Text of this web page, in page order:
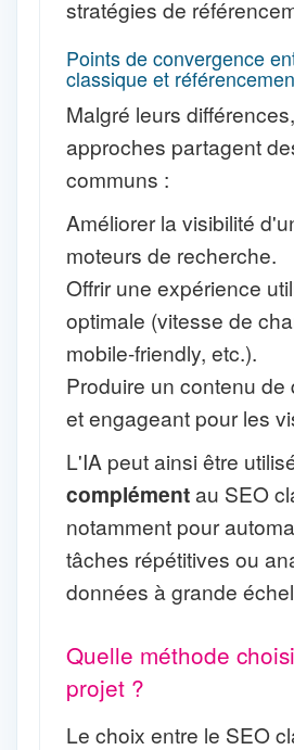
stratégies de
Points de convergence
classique et
Malgré leurs
approches partagent
communs :
Améliorer la visibilité
moteurs de recherche.
Offrir une expérience
optimale (vitesse de
mobile-friendly, etc.).
Produire un contenu de
et engageant pour les
L'IA peut ainsi être
complémentau SEO
notamment pour
tâches répétitives ou
données à grande
Quelle méthode
projet ?
Le choix entre le SEO